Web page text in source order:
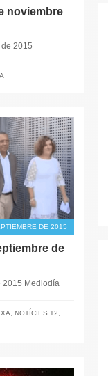
noviembre
2015
DE 2015
de
2015 Mediodía
NOTÍCIES 12